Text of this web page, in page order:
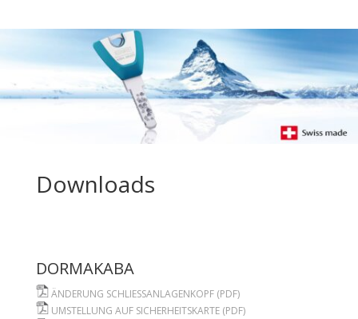
Downloads
DORMAKABA
ÄNDERUNG SCHLIESSANLAGENKOPF (PDF)
UMSTELLUNG AUF SICHERHEITSKARTE (PDF)